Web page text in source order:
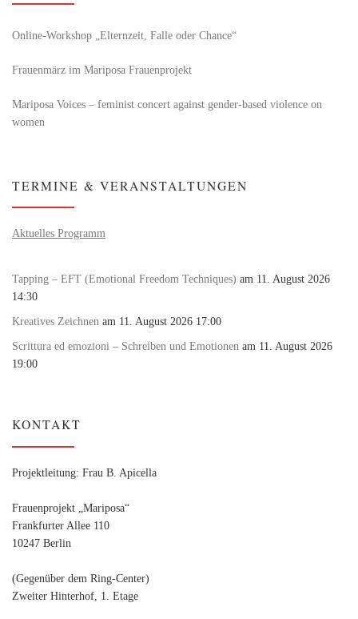
Online-Workshop „Elternzeit, Falle oder Chance“
Frauenmärz im Mariposa Frauenprojekt
Mariposa Voices – feminist concert against gender-based violence on
women
TERMINE & VERANSTALTUNGEN
Aktuelles Programm
Tapping – EFT (Emotional Freedom Techniques) am 11. August 2026
14:30
Kreatives Zeichnen am 11. August 2026 17:00
Scrittura ed emozioni – Schreiben und Emotionen am 11. August 2026
19:00
KONTAKT
Projektleitung: Frau B. Apicella
Frauenprojekt „Mariposa“
Frankfurter Allee 110
10247 Berlin
(Gegenüber dem Ring-Center)
Zweiter Hinterhof, 1. Etage